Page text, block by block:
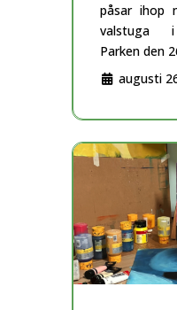
påsar ihop
valstuga i
Parken den
augusti